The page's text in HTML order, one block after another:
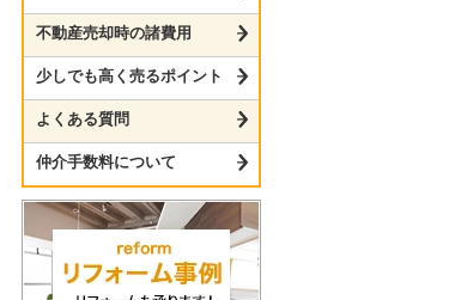
不動産売却時の諸費用
少しでも高く売るポイント
よくある質問
仲介手数料について